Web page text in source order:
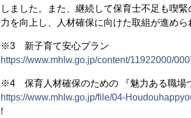
しました。また、継続して保育士不足も喫
力を向上し、人材確保に向けた取組が進め
※3 新子育て安心プラン
https://www.mhlw.go.jp/content/11922000/
※4 保育人材確保のための 『魅力ある職場
https://www.mhlw.go.jp/file/04-
f